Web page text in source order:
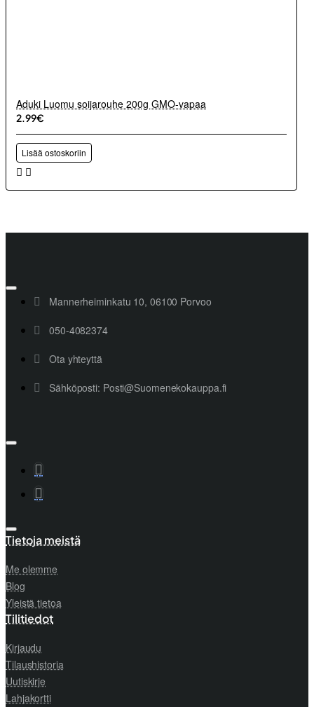
Aduki Luomu soijarouhe 200g GMO-vapaa
2.99€
Lisää ostoskoriin
Mannerheiminkatu 10, 06100 Porvoo
050-4082374
Ota yhteyttä
Sähköposti: Posti@Suomenekokauppa.fi
Tietoja meistä
Me olemme
Blog
Yleistä tietoa
Tilitiedot
Kirjaudu
Tilaushistoria
Uutiskirje
Lahjakortti